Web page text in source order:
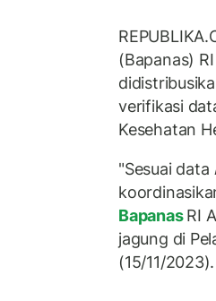
(Bapanas)
verifikasi
Kesehatan
"Sesuai data
BapanasRI
jagung di
(15/11/2023).